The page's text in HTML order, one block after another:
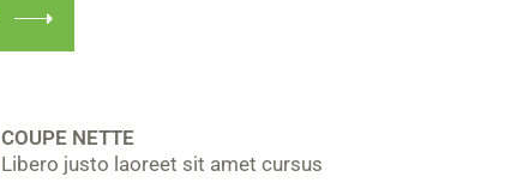
COUPE NETTE
Libero justo laoreet sit amet cursus